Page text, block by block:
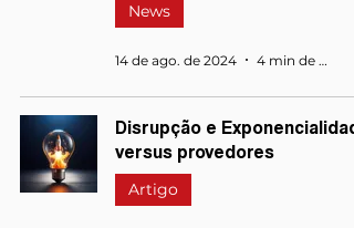
News
14 de ago. de 2024 4 min de leitura
Disrupção e
versus provedores
Artigo